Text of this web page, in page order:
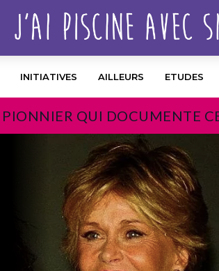
INITIATIVES AILLEURS ETUDES
QUI DOCUMENTE